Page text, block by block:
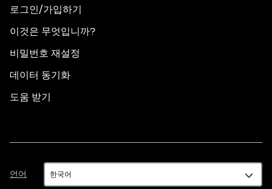
로그인/가입하기
이것은 무엇입니까?
비밀번호 재설정
데이터 동기화
도움 받기
언어
언
어